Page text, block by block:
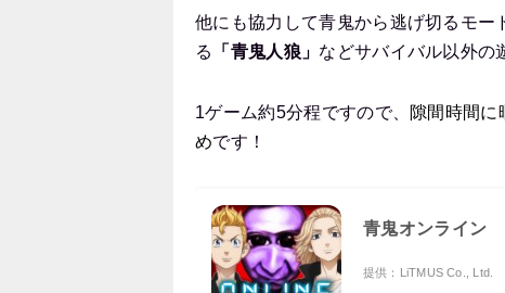
他にも協力して青鬼から逃げ切るモー
る
「青鬼人狼」 などサバイバル以外の
1ゲーム約5分程ですので、 隙間時間に
めです！
青鬼オンライン
提供：LiTMUS Co., Ltd.